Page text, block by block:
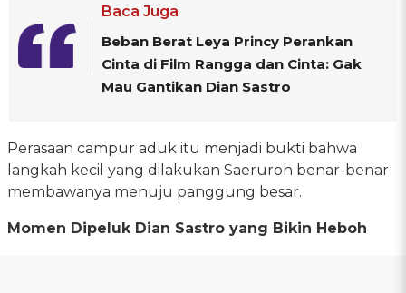
Baca Juga
Beban Berat Leya Princy Perankan
Cinta di Film Rangga dan Cinta: Gak
Mau Gantikan Dian Sastro
Perasaan campur aduk itu menjadi bukti bahwa
langkah kecil yang dilakukan Saeruroh benar-benar
membawanya menuju panggung besar.
Momen Dipeluk Dian Sastro yang Bikin Heboh